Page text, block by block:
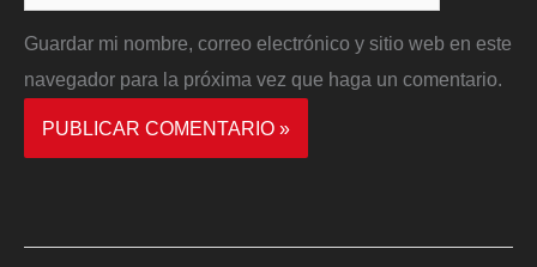
Guardar mi nombre, correo electrónico y sitio web en este
navegador para la próxima vez que haga un comentario.